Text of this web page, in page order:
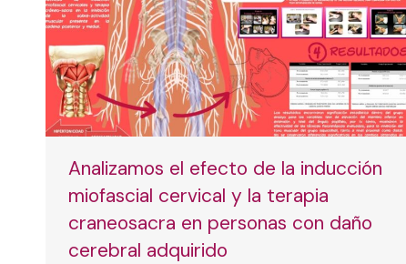
Analizamos el efecto de la inducción
miofascial cervical y la terapia
craneosacra en personas con daño
cerebral adquirido